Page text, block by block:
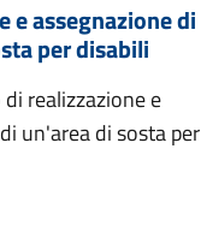
e assegnazione di
per disabili
realizzazione e
un'area di sosta per